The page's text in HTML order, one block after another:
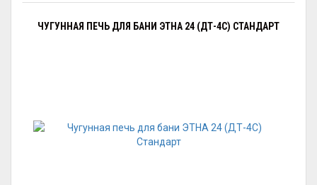
ЧУГУННАЯ ПЕЧЬ ДЛЯ БАНИ ЭТНА 24 (ДТ-4С) СТАНДАРТ